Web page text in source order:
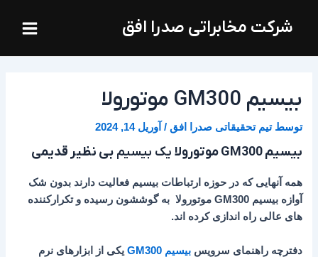
شرکت مخابراتی صدرا افق
Menu
بیسیم GM300 موتورولا
توسطتیم تحقیقاتی صدرا افق/ آوریل 14, 2024
بیسیم GM300 موتورولا یک بیسیمبی نظیر قدیمی
همه آنهایی که در حوزه ارتباطات بیسیم فعالیت دارند بدون شک
آوازه بیسیم GM300 موتورولا به گوششون رسیده و تکرارکننده
های عالی راه اندازی کرده اند.
دفترچه راهنمای سرویسبیسیم GM300
یکی از ابزارهای نرم